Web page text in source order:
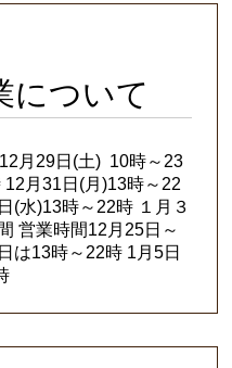
について
月29日(土) 10時～23
月31日(月)13時～22
(水)13時～22時 １月３
営業時間12月25日～
は13時～22時 1月5日